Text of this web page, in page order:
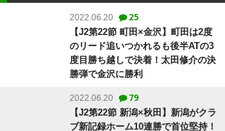
2022.06.20 25
【J2第22節 町田×金沢】町田は2度
のリード追いつかれるも後半ATの3
度目勝ち越しで決着！太田修介の決
勝弾で金沢に勝利
2022.06.20 79
【J2第22節 新潟×秋田】新潟がクラ
ブ新記録ホーム10連勝で首位堅持！